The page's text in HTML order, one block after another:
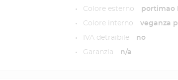
Colore esterno portimao
Colore interno veganza
IVA detraibile no
Garanzia n/a